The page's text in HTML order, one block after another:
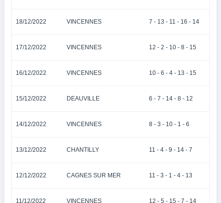
18/12/2022 VINCENNES 7 - 13 - 11 - 16 - 14
17/12/2022 VINCENNES 12 - 2 - 10 - 8 - 15
16/12/2022 VINCENNES 10 - 6 - 4 - 13 - 15
15/12/2022 DEAUVILLE 6 - 7 - 14 - 8 - 12
14/12/2022 VINCENNES 8 - 3 - 10 - 1 - 6
13/12/2022 CHANTILLY 11 - 4 - 9 - 14 - 7
12/12/2022 CAGNES SUR MER 11 - 3 - 1 - 4 - 13
11/12/2022 VINCENNES 12 - 5 - 15 - 7 - 14